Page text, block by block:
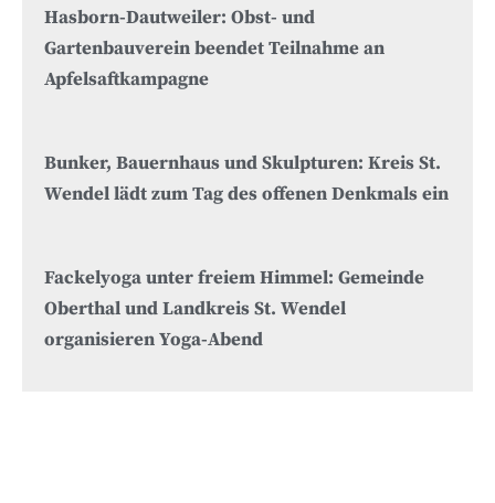
Hasborn-Dautweiler: Obst- und
Gartenbauverein beendet Teilnahme an
Apfelsaftkampagne
Bunker, Bauernhaus und Skulpturen: Kreis St.
Wendel lädt zum Tag des offenen Denkmals ein
Fackelyoga unter freiem Himmel: Gemeinde
Oberthal und Landkreis St. Wendel
organisieren Yoga-Abend